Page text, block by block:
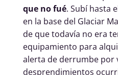
que no fué. Subí hasta
en la base del Glaciar
de que todavía no era
equipamiento para
alerta de derrumbe por
desprendimientos